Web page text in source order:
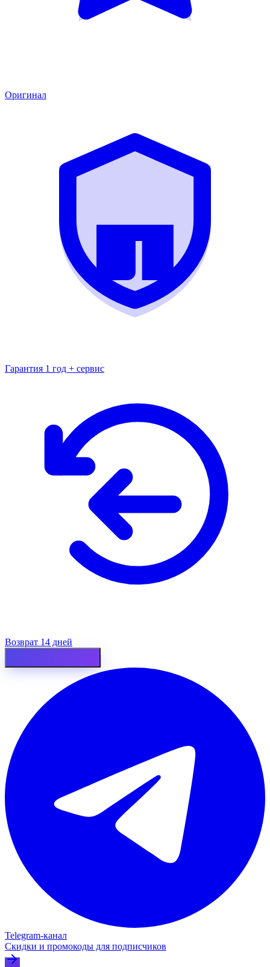
Оригинал
Гарантия 1 год + сервис
Возврат 14 дней
Telegram‑канал
Скидки и промокоды для подписчиков